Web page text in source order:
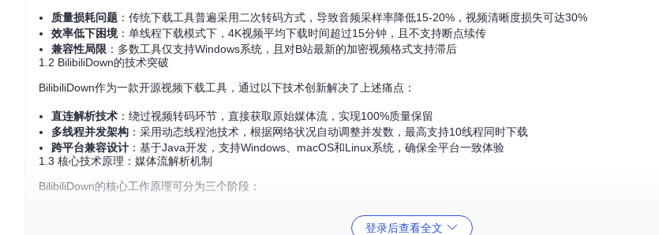
质量损耗问题 ：传统下载工具普遍采用二次转码方式，导致音频采样率降低15-20%，视频清晰度损失可达30%
效率低下困境：单线程下载模式下，4K视频平均下载时间超过15分钟，且不支持断点续传
兼容性局限 ：多数工具仅支持Windows系统，且对B站最新的加密视频格式支持滞后
1.2 BilibiliDown的技术突破
BilibiliDown作为一款开源视频下载工具，通过以下技术创新解决了上述痛点：
直连解析技术 ：绕过视频转码环节，直接获取原始媒体流，实现100%质量保留
多线程并发架构 ：采用动态线程池技术，根据网络状况自动调整并发数，最高支持10线程同时下载
跨平台兼容设计 ：基于Java开发，支持Windows、macOS和Linux系统，确保全平台一致体验
1.3 核心技术原理：媒体流解析机制
BilibiliDown的核心工作原理可分为三个阶段：
登录后查看全文